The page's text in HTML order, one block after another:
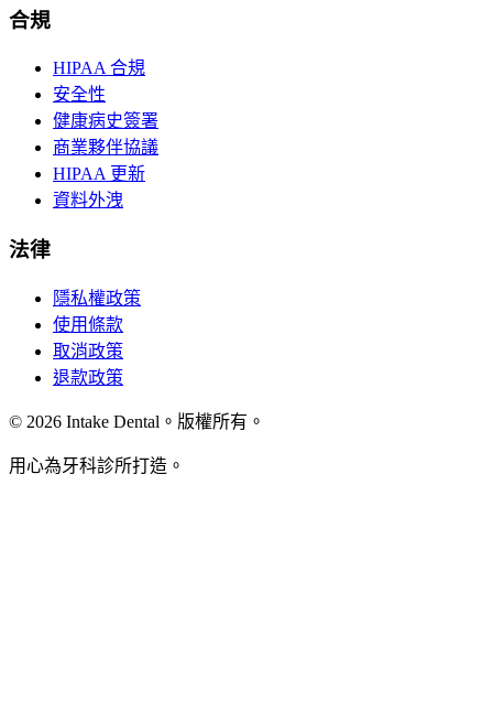
合規
HIPAA 合規
安全性
健康病史簽署
商業夥伴協議
HIPAA 更新
資料外洩
法律
隱私權政策
使用條款
取消政策
退款政策
© 2026 Intake Dental。版權所有。
用心為牙科診所打造。